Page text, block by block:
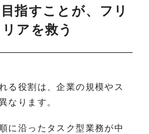
指すことが、フリ
アを救う
る役割は、企業の規模やス
なります。
に沿ったタスク型業務が中